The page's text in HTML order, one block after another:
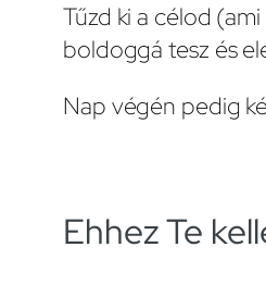
Tűzd ki a célod
boldoggá tesz és
Nap végén pedig
Ehhez Te